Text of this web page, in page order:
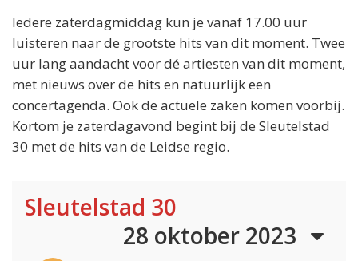
Iedere zaterdagmiddag kun je vanaf 17.00 uur
luisteren naar de grootste hits van dit moment. Twee
uur lang aandacht voor dé artiesten van dit moment,
met nieuws over de hits en natuurlijk een
concertagenda. Ook de actuele zaken komen voorbij.
Kortom je zaterdagavond begint bij de Sleutelstad
30 met de hits van de Leidse regio.
Sleutelstad 30
28 oktober 2023